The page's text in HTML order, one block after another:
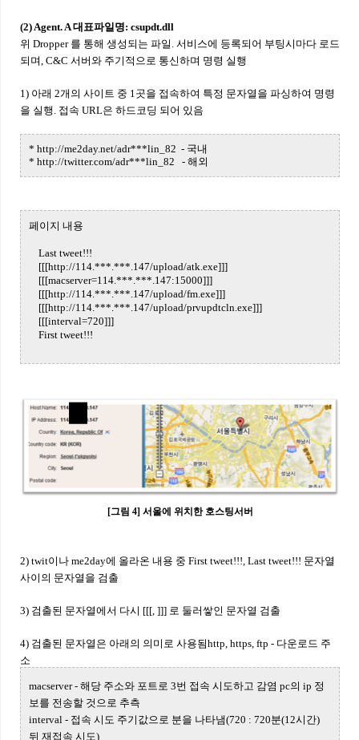
(2) Agent. A 대표파일명: csupdt.dll
위 Dropper 를 통해 생성되는 파일. 서비스에 등록되어 부팅시마다 로드
되며, C&C 서버와 주기적으로 통신하며 명령 실행
1) 아래 2개의 사이트 중 1곳을 접속하여 특정 문자열을 파싱하여 명령
을 실행. 접속 URL은 하드코딩 되어 있음
* http://me2day.net/adr***lin_82 - 국내
* http://twitter.com/adr***lin_82 - 해외
페이지 내용
Last tweet!!!
[[[http://114.***.***.147/upload/atk.exe]]]
[[[macserver=114.***.***.147:15000]]]
[[[http://114.***.***.147/upload/fm.exe]]]
[[[http://114.***.***.147/upload/prvupdtcln.exe]]]
[[[interval=720]]]
First tweet!!!
[그림 4] 서울에 위치한 호스팅서버
2) twit이나 me2day에 올라온 내용 중 First tweet!!!, Last tweet!!! 문자열
사이의 문자열을 검출
3) 검출된 문자열에서 다시 [[[, ]]] 로 둘러쌓인 문자열 검출
4) 검출된 문자열은 아래의 의미로 사용됨http, https, ftp - 다운로드 주
소
macserver - 해당 주소와 포트로 3번 접속 시도하고 감염 pc의 ip 정
보를 전송할 것으로 추측
interval - 접속 시도 주기값으로 분을 나타냄(720 : 720분(12시간)
뒤 재접속 시도)